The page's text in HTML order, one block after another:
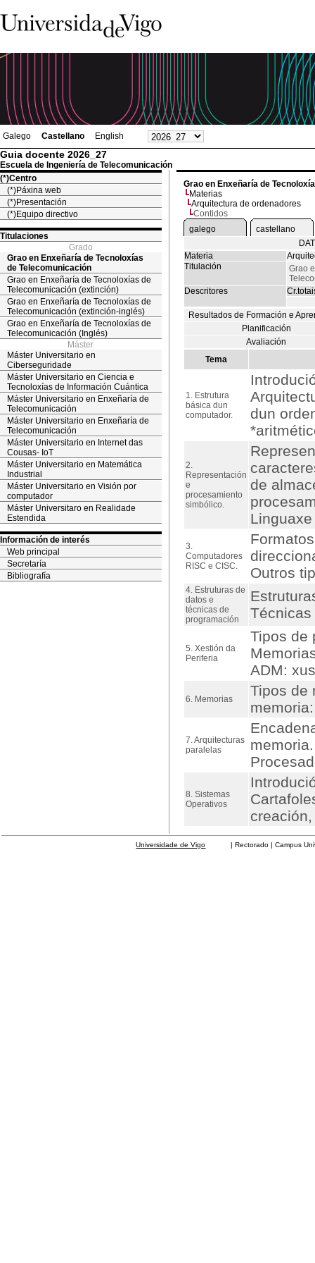
Galego Castellano English
Guia docente 2026_27
Escuela de Ingeniería de Telecomunicación
(*)Centro
(*)Páxina web
(*)Presentación
(*)Equipo directivo
Titulaciones
Grado
Grao en Enxeñaría de Tecnoloxías
de Telecomunicación
Grao en Enxeñaría de Tecnoloxías de
Telecomunicación (extinción)
Grao en Enxeñaría de Tecnoloxías de
Telecomunicación (extinción-inglés)
Grao en Enxeñaría de Tecnoloxías de
Telecomunicación (Inglés)
Máster
Máster Universitario en
Ciberseguridade
Máster Universitario en Ciencia e
Tecnoloxías de Información Cuántica
Máster Universitario en Enxeñaría de
Telecomunicación
Máster Universitario en Enxeñaría de
Telecomunicación
Máster Universitario en Internet das
Cousas- IoT
Máster Universitario en Matemática
Industrial
Máster Universitario en Visión por
computador
Máster Universitaro en Realidade
Estendida
Información de interés
Web principal
Secretaría
Bibliografía
Grao en Enxeñaría de
Materias
Arquitectura de ordenadores
Contidos
galego
castellano
Materia
Titulación
Grao
Descritores
Resultados de Formación e
Planificación
Avaliación
Tema
1. Estrutura
básica dun
computador.
dun
2.
Representación
e
procesamiento
simbólico.
de
3.
Computadores
RISC e CISC.
Outros
4. Estruturas de
datos e
técnicas de
programación
5. Xestión da
Periferia
Tipos de
ADM:
6. Memorias
Tipos de
7. Arquitecturas
paralelas
8. Sistemas
Operativos
Universidade de Vigo | Rectorado | Campus